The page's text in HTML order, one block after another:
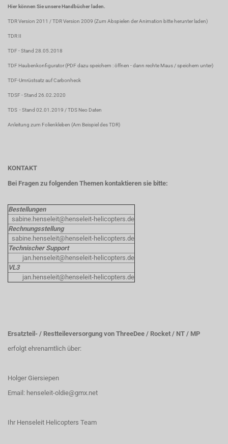
Hier können Sie unsere Handbücher laden.
TDR Version 2011 /TDR Version 2009 (Zum Abspielen der Animation bitte herunter laden)
TDR II
TDF - Stand 28.05.2018
TDF Haubenkonfigurator(PDF dazu speichern : öffnen - dann rechte Maus / speichern unter)
TDF-Umrüstsatz auf Carbonheck
TDSF - Stand 26.02.2020
TDS - Stand 02.01.2019 /TDS Neo Daten
Anleitung zum Folienkleben (Am Beispiel des TDR)
KONTAKT
Bei Fragen zu folgenden Themen kontaktieren sie bitte:
Bestellungen
sabine.henseleit@henseleit-helicopters.de
Rechnungsstellung
sabine.henseleit@henseleit-helicopters.de
Technischer Support
jan.henseleit@henseleit-helicopters.de
VL3
jan.henseleit@henseleit-helicopters.de
Ersatzteil- / Restteileversorgung von ThreeDee / Rocket / NT / MP
erfolgt ehrenamtlich über:
Holger Giersiepen
Email: henseleit-oldie@gmx.net
Ihr Henseleit Helicopters Team